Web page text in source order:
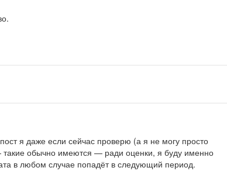
я даже если сейчас проверю (а я не могу просто
обычно имеются — ради оценки, я буду именно
в любом случае попадёт в следующий период.